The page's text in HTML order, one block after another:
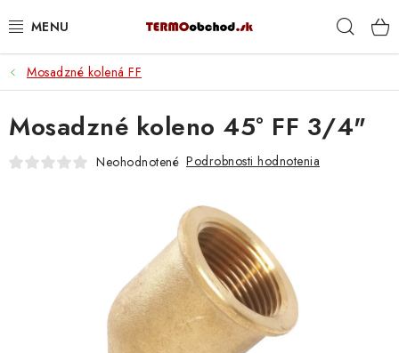
na
VYKUROVANIE
ROZVOD VODY A KÚRENIA
ODPAD A KANALIZÁCIA
PREČO SA OPLATÍ KUPOVAŤ RADIÁTORY KORADO
CEZ TERMOOBCHOD.SK
Mosadzné kolená FF
Mosadzné koleno 45° FF 3/4"
Neohodnotené Podrobnosti hodnotenia